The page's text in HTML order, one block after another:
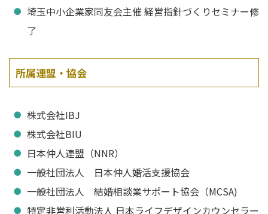
埼玉中小企業家同友会主催 経営指針づくりセミナー修
了
所属連盟・協会
株式会社IBJ
株式会社BIU
日本仲人連盟（NNR）
一般社団法人 日本仲人婚活支援協会
一般社団法人 結婚相談業サポート協会（MCSA)
特定非営利活動法人 日本ライフデザインカウンセラー